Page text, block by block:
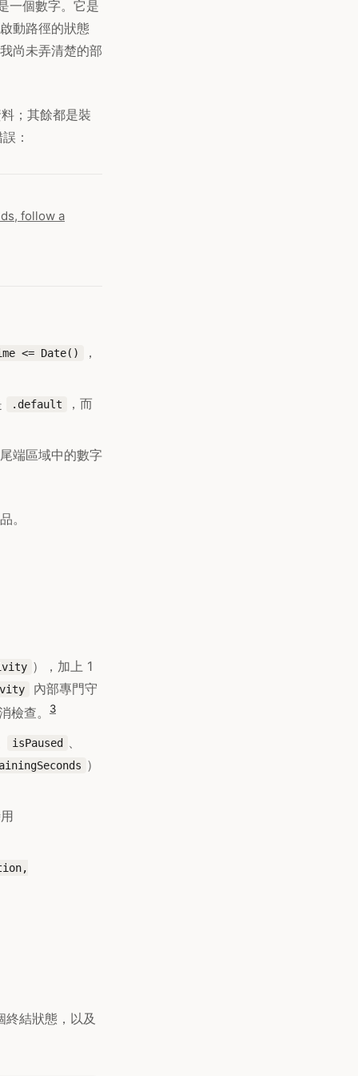
一個數字。它是
動路徑的狀態
尚未弄清楚的部
；其餘都是裝
：
follow a
<= Date()
，
.default
，而
端區域中的數字
。
），加上 1
內部專門守
檢查。 3
isPaused
）
結狀態，以及